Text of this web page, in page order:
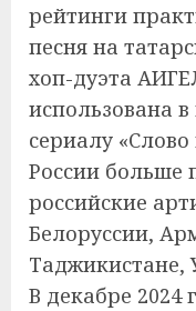
рейтинги
песня на
хоп-дуэта
использована в
сериалу
России больше
российские
Белоруссии,
Таджикистане,
В декабре 2024